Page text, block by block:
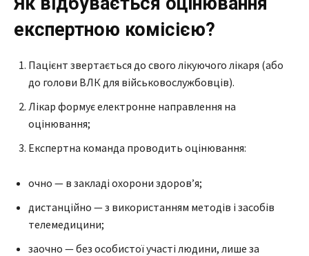
експертною комісією?
Пацієнт звертається до свого лікуючого лікаря (або
до голови ВЛК для військовослужбовців).
Лікар формує електронне направлення на
оцінювання;
Експертна команда проводить оцінювання:
очно — в закладі охорони здоровʼя;
дистанційно — з використанням методів і засобів
телемедицини;
заочно — без особистої участі людини, лише за